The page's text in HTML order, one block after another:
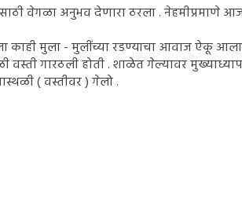
वेगळा अनुभव देणारा ठरला .
काही मुला - मुलींच्या रडण्याचा आवाज ऐकू
वस्ती गारठली होती . शाळेत गेल्यावर
( वस्तीवर ) गेलो .